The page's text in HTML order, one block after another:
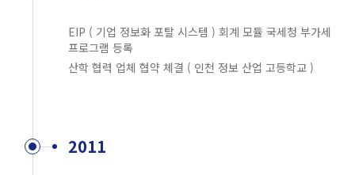
EIP ( 기업 정보화 포탈 시스템 ) 회계 모듈 국세청 부가세
프로그램 등록
산학 협력 업체 협약 체결 ( 인천 정보 산업 고등학교 )
2011